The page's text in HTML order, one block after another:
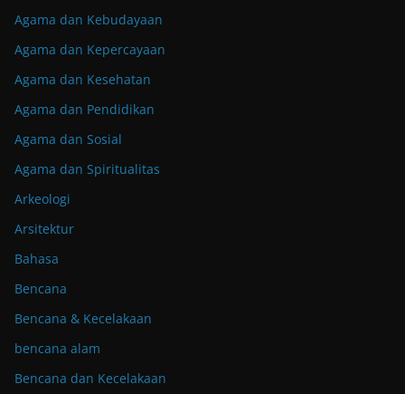
Agama dan Kebudayaan
Agama dan Kepercayaan
Agama dan Kesehatan
Agama dan Pendidikan
Agama dan Sosial
Agama dan Spiritualitas
Arkeologi
Arsitektur
Bahasa
Bencana
Bencana & Kecelakaan
bencana alam
Bencana dan Kecelakaan